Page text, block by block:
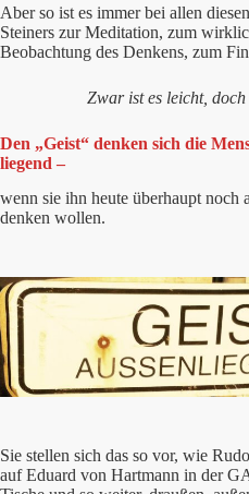
Aber so ist es immer bei allen
Steiners zur Meditation, zum
Beobachtung des Denkens, zum
Zwar ist es leicht,
Den „Geist“ denken sich die
liegend –
wenn sie ihn heute überhaupt noch
denken wollen.
Sie stellen sich das so vor, wie
auf Eduard von Hartmann in der